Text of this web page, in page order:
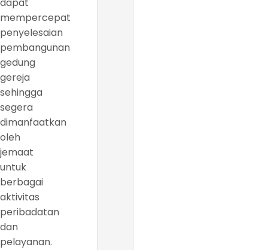
mempercepat
penyelesaian
pembangunan
gedung
gereja
sehingga
segera
dimanfaatkan
oleh
jemaat
untuk
berbagai
aktivitas
peribadatan
dan
pelayanan.